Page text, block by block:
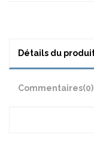
Détails du
Commentaires(0)